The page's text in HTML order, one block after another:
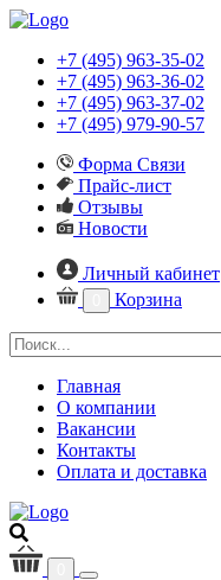
+7 (495) 963-35-02
+7 (495) 963-36-02
+7 (495) 963-37-02
+7 (495) 979-90-57
Форма Связи
Прайс-лист
Отзывы
Новости
Личный кабинет
Корзина
Главная
О компании
Вакансии
Контакты
Оплата и доставка